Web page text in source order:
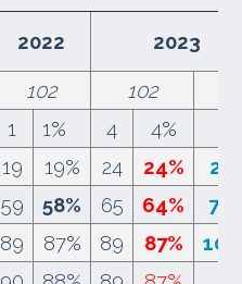
2022 2023
102 102
1 1% 4
4%
19 19% 24 24%
59 58% 65 64%
89 87% 89 87%